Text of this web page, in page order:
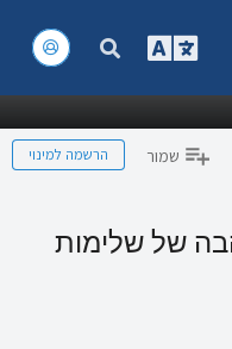
שמור הרשמה למינוי
של שלימות